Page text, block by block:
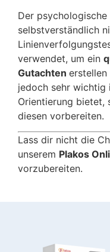
Der
selbstverständlich
verwendet, um ein
Gutachten erstellen
jedoch sehr wichtig
Orientierung
diesen vorbereiten.
Lass dir nicht die
unserem Plakos
vorzubereiten.